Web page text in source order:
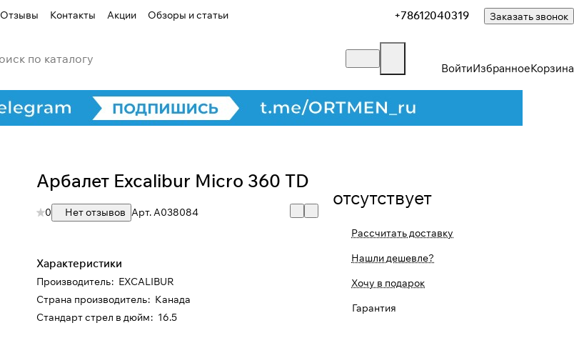
Отзывы Контакты Акции Обзоры и статьи +78612040319 Заказать звонок
ВойтиИзбранноеКорзина
Арбалет Excalibur Micro 360 TD
0 Нет отзывов Арт.A038084
Характеристики
Производитель: EXCALIBUR
Страна производитель: Канада
Стандарт стрел в дюйм: 16.5
отсутствует
Рассчитать доставку
Нашли дешевле?
Хочу в подарок
Гарантия